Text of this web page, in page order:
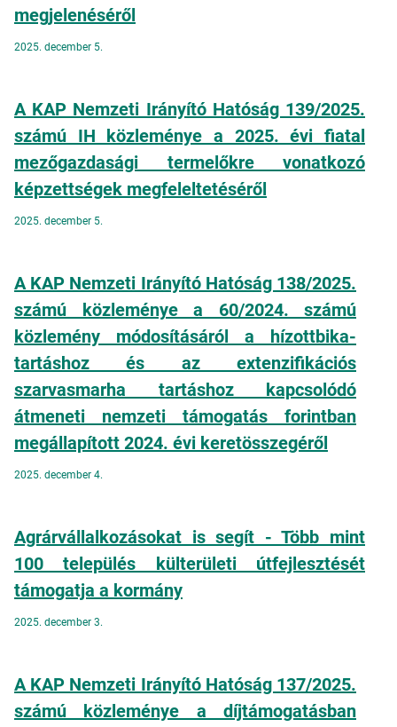
megjelenéséről
2025. december 5.
A KAP Nemzeti Irányító Hatóság 139/2025.
számú IH közleménye a 2025. évi fiatal
mezőgazdasági termelőkre vonatkozó
képzettségek megfeleltetéséről
2025. december 5.
A KAP Nemzeti Irányító Hatóság 138/2025.
számú közleménye a 60/2024. számú
közlemény módosításáról a hízottbika-
tartáshoz és az extenzifikációs
szarvasmarha tartáshoz kapcsolódó
átmeneti nemzeti támogatás forintban
megállapított 2024. évi keretösszegéről
2025. december 4.
Agrárvállalkozásokat is segít - Több mint
100 település külterületi útfejlesztését
támogatja a kormány
2025. december 3.
A KAP Nemzeti Irányító Hatóság 137/2025.
számú közleménye a díjtámogatásban